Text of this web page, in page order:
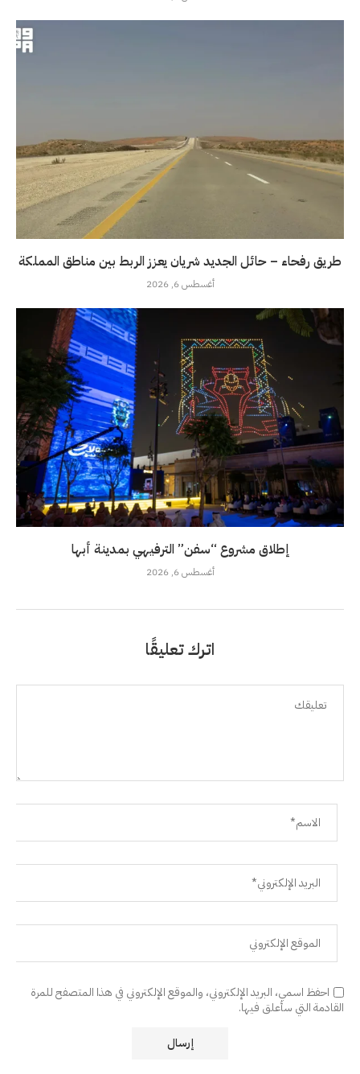
طريق رفحاء – حائل الجديد شريان يعزز الربط بين مناطق المملكة
أغسطس 6, 2026
إطلاق مشروع “سفن” الترفيهي بمدينة أبها
أغسطس 6, 2026
اترك تعليقًا
احفظ اسمي، البريد الإلكتروني، والموقع الإلكتروني في هذا المتصفح للمرة
القادمة التي سأعلق فيها.